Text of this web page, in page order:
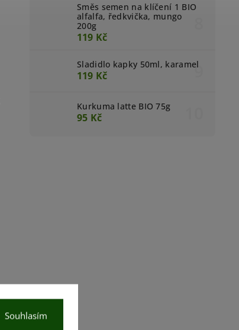
Souhlasím
Směs semen na klíčení 1 BIO
alfalfa, ředkvička, mungo
200g
119 Kč
Sladidlo kapky 50ml, karamel
119 Kč
Kurkuma latte BIO 75g
95 Kč